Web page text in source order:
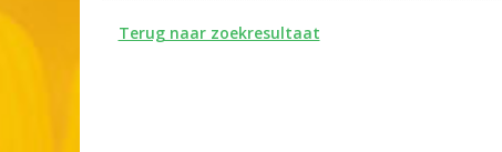
Terug naar zoekresultaat